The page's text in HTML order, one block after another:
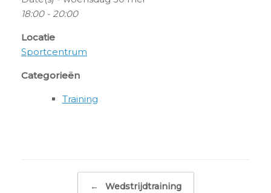
18:00 - 20:00
Locatie
Sportcentrum
Categorieën
Training
← Wedstrijdtraining